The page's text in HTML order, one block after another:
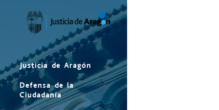
Justicia de Aragón
Defensa de la
Ciudadanía